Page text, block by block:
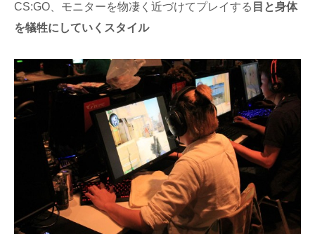
CS:GO、モニターを物凄く近づけてプレイする 目と身体
を犠牲にしていくスタイル